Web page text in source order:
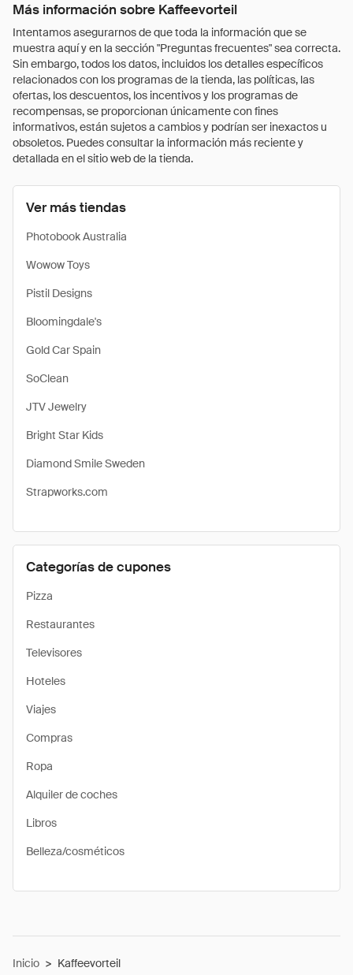
Más información sobre Kaffeevorteil
Intentamos asegurarnos de que toda la información que se
muestra aquí y en la sección "Preguntas frecuentes" sea correcta.
Sin embargo, todos los datos, incluidos los detalles específicos
relacionados con los programas de la tienda, las políticas, las
ofertas, los descuentos, los incentivos y los programas de
recompensas, se proporcionan únicamente con fines
informativos, están sujetos a cambios y podrían ser inexactos u
obsoletos. Puedes consultar la información más reciente y
detallada en el sitio web de la tienda.
Ver más tiendas
Photobook Australia
Wowow Toys
Pistil Designs
Bloomingdale's
Gold Car Spain
SoClean
JTV Jewelry
Bright Star Kids
Diamond Smile Sweden
Strapworks.com
Categorías de cupones
Pizza
Restaurantes
Televisores
Hoteles
Viajes
Compras
Ropa
Alquiler de coches
Libros
Belleza/cosméticos
Inicio > Kaffeevorteil